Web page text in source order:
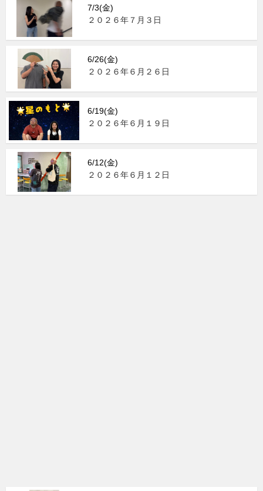
7/3(金)
２０２６年７月３日
6/26(金)
２０２６年６月２６日
6/19(金)
２０２６年６月１９日
6/12(金)
２０２６年６月１２日